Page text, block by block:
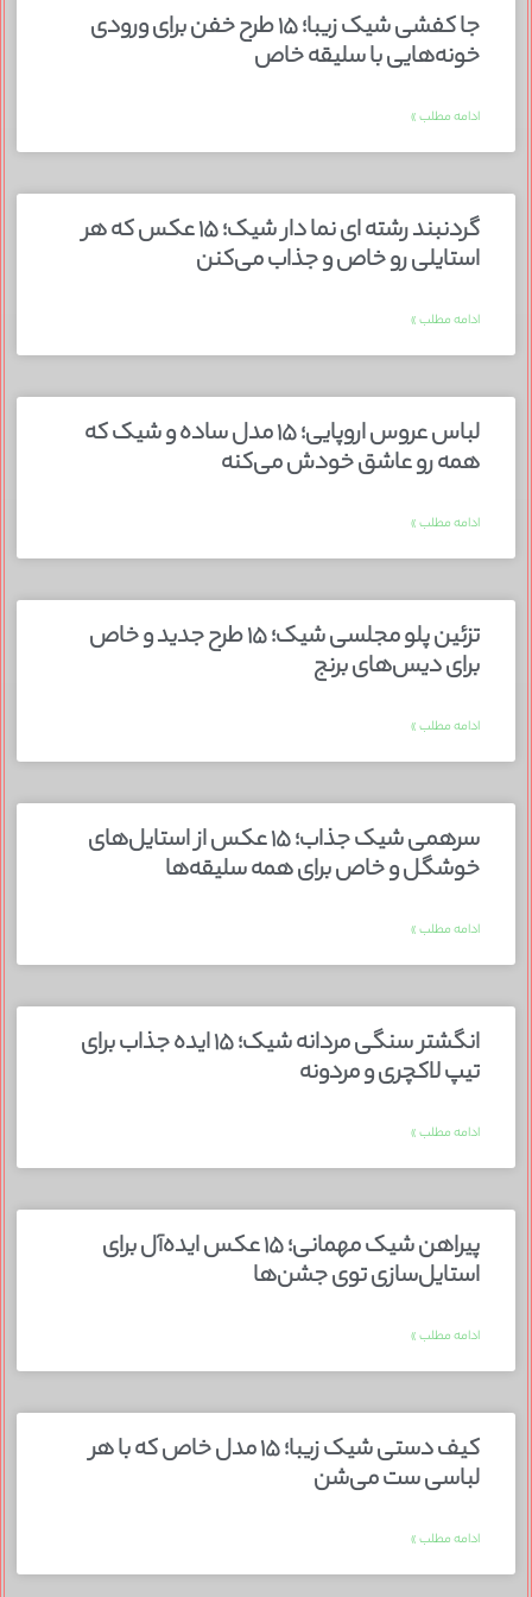
جا کفشی شیک زیبا؛ ۱۵ طرح خفن برای ورودی
خونه‌هایی با سلیقه خاص
ادامه مطلب »
گردنبند رشته ای نما دار شیک؛ ۱۵ عکس که هر
استایلی رو خاص و جذاب می‌کنن
ادامه مطلب »
لباس عروس اروپایی؛ ۱۵ مدل ساده و شیک که
همه رو عاشق خودش می‌کنه
ادامه مطلب »
تزئین پلو مجلسی شیک؛ ۱۵ طرح جدید و خاص
برای دیس‌های برنج
ادامه مطلب »
سرهمی شیک جذاب؛ ۱۵ عکس از استایل‌های
خوشگل و خاص برای همه سلیقه‌ها
ادامه مطلب »
انگشتر سنگی مردانه شیک؛ ۱۵ ایده جذاب برای
تیپ لاکچری و مردونه
ادامه مطلب »
پیراهن شیک مهمانی؛ ۱۵ عکس ایده‌آل برای
استایل‌سازی توی جشن‌ها
ادامه مطلب »
کیف دستی شیک زیبا؛ ۱۵ مدل خاص که با هر
لباسی ست می‌شن
ادامه مطلب »